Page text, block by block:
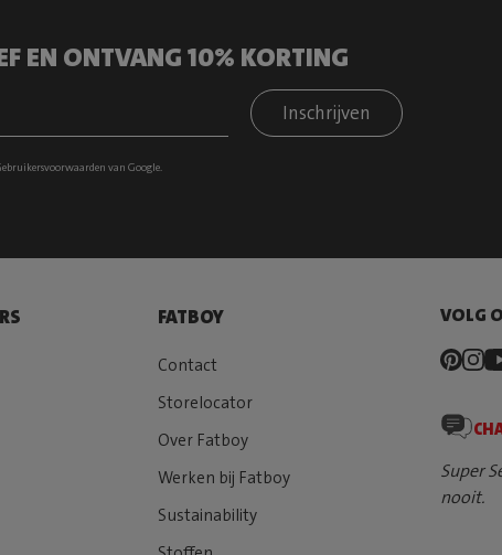
EN ONTVANG 10% KORTING
Inschrijven
van Google.
FATBOY
Contact
Storelocator
Over Fatboy
Werken bij Fatboy
Sustainability
VOLG
Super
nooit.